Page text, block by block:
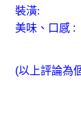
裝潢:
美味、口感 :
(以上評論為